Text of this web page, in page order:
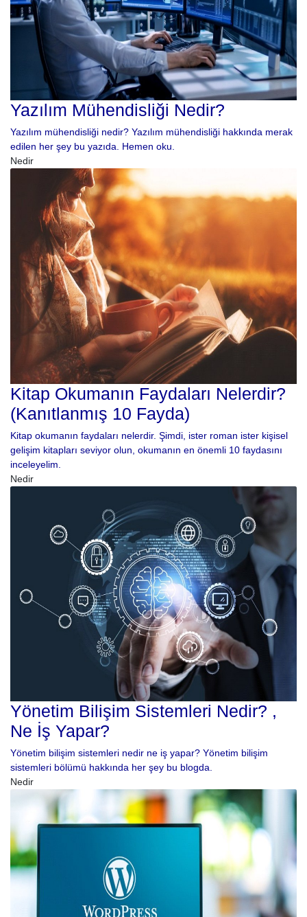
Yazılım Mühendisliği Nedir?
Yazılım mühendisliği nedir? Yazılım mühendisliği hakkında merak
edilen her şey bu yazıda. Hemen oku.
Nedir
Kitap Okumanın Faydaları Nelerdir?
(Kanıtlanmış 10 Fayda)
Kitap okumanın faydaları nelerdir. Şimdi, ister roman ister kişisel
gelişim kitapları seviyor olun, okumanın en önemli 10 faydasını
inceleyelim.
Nedir
Yönetim Bilişim Sistemleri Nedir? ,
Ne İş Yapar?
Yönetim bilişim sistemleri nedir ne iş yapar? Yönetim bilişim
sistemleri bölümü hakkında her şey bu blogda.
Nedir